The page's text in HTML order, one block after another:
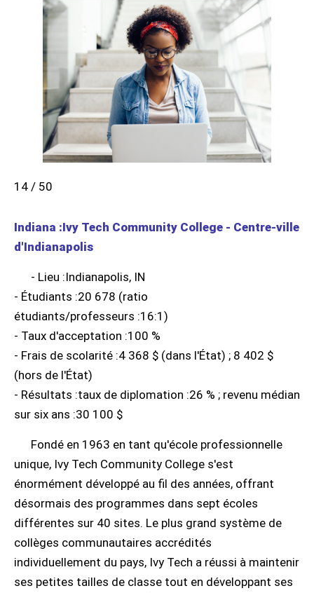
14 / 50
Indiana :Ivy Tech Community College - Centre-ville
d'Indianapolis
- Lieu :Indianapolis, IN
- Étudiants :20 678 (ratio
étudiants/professeurs :16:1)
- Taux d'acceptation :100 %
- Frais de scolarité :4 368 $ (dans l'État) ; 8 402 $
(hors de l'État)
- Résultats :taux de diplomation :26 % ; revenu médian
sur six ans :30 100 $
Fondé en 1963 en tant qu'école professionnelle
unique, Ivy Tech Community College s'est
énormément développé au fil des années, offrant
désormais des programmes dans sept écoles
différentes sur 40 sites. Le plus grand système de
collèges communautaires accrédités
individuellement du pays, Ivy Tech a réussi à maintenir
ses petites tailles de classe tout en développant ses